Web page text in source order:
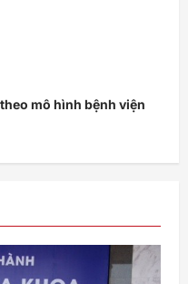
mô hình bệnh viện